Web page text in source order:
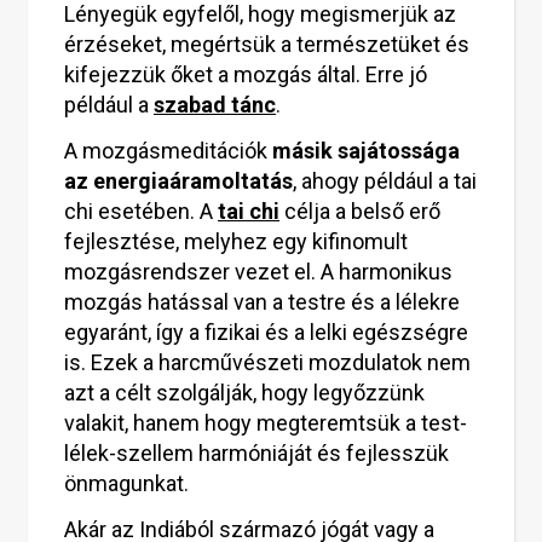
Lényegük egyfelől, hogy megismerjük az
érzéseket, megértsük a természetüket és
kifejezzük őket a mozgás által. Erre jó
például a szabad tánc.
A mozgásmeditációk másik sajátossága
az energiaáramoltatás, ahogy például a tai
chi esetében. Atai chi célja a belső erő
fejlesztése, melyhez egy kifinomult
mozgásrendszer vezet el. A harmonikus
mozgás hatással van a testre és a lélekre
egyaránt, így a fizikai és a lelki egészségre
is. Ezek a harcművészeti mozdulatok nem
azt a célt szolgálják, hogy legyőzzünk
valakit, hanem hogy megteremtsük a test-
lélek-szellem harmóniáját és fejlesszük
önmagunkat.
Akár az Indiából származó jógát vagy a